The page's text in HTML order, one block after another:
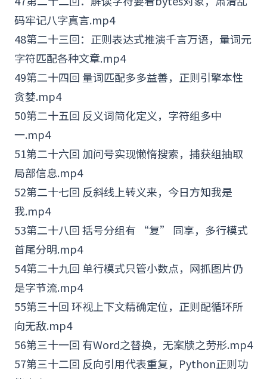
码牢记八字真言.mp4
48第二十三回：正则表达式推演千言万语，量词元
字符匹配各种文章.mp4
49第二十四回 量词匹配多多益善，正则引擎本性
贪婪.mp4
50第二十五回 反义词简化定义，字符组多中
一.mp4
51第二十六回 加问号实现懒惰搜索，捕获组抽取
局部信息.mp4
52第二十七回 反斜线上转义来，今日方知我是
我.mp4
53第二十八回 括号分组有 “复” 同享，多行模式
首尾分明.mp4
54第二十九回 单行模式只管小数点，网抓图片仍
是字节流.mp4
55第三十回 环视上下文精确定位，正则配循环所
向无敌.mp4
56第三十一回 有Word之替换，无案牍之劳形.mp4
57第三十二回 反向引用代表重复，Python正则功